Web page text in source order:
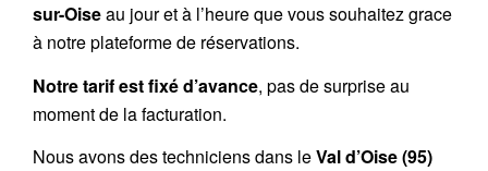
sur-Oiseau jour et à l’heure que vous souhaitez grace
à notre plateforme de réservations.
Notre tarif est fixé d’avance, pas de surprise au
moment de la facturation.
Nous avons des techniciens dans leVal d’Oise (95)